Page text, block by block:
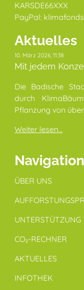
KARSDE66XXX
PayPal:
Aktuelles
10. März 2026, 11:38
Mit jedem
Die Badische
durch
Pflanzung von
Weiter lesen...
Navigation
ÜBER UNS
UNTERSTÜTZUNG
CO₂-RECHNER
AKTUELLES
INFOTHEK